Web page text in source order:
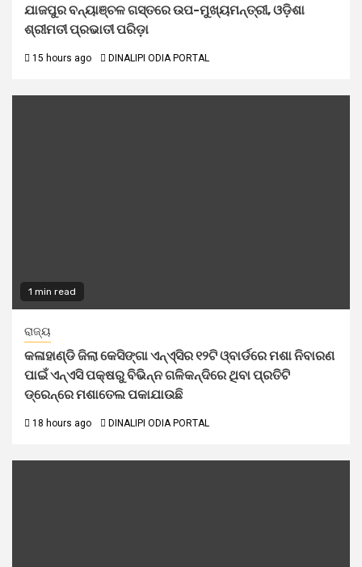
ଯାଜପୁର ବନ୍ୟାଞ୍ଚଳ ଗସ୍ତରେ ଉପ-ମୁଖ୍ୟମନ୍ତ୍ରୀ, ଓଡ଼ିଶା
ଶ୍ରୀମତୀ ପ୍ରଭାତୀ ପରିଡ଼ା
15 hours ago DINALIPI ODIA PORTAL
1 min read
ରାଜ୍ୟ
କଳାହାଣ୍ଡି ଜିଲା କେସିଙ୍ଗା ଏନ୍‌ଏ୍‌ସିର ୧୨ଟି ଓ୍ବାର୍ଡରେ ମଶା ନିବାରଣ
ପାଇଁ ଏନ୍‌ଏସି ପକ୍ଷରୁ ବିଭିନ୍ନ ଗଳିକନ୍ଦିରେ ଥିବା ପ୍ରତିଟି
ଡ୍ରେନ୍‌ରେ ମଶାତେଲ ପକାଯାଉଛି
18 hours ago DINALIPI ODIA PORTAL